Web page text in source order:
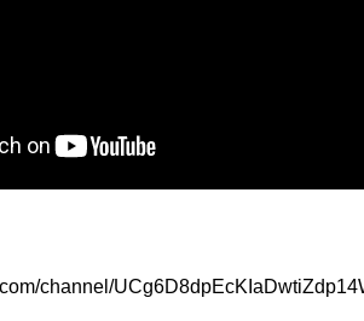
channel/